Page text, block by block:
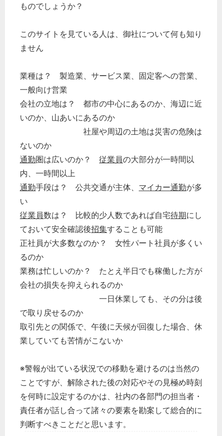
ものでしょうか？
このサイトを見ている人は、御社について何も知り
ません
業種は？ 製造業、サービス業、固定客への営業、
一般向け営業
会社の立地は？ 都市の中心にあるのか、海辺に近
いのか、山あいにあるのか
社屋や周辺の土地は災害の危険は
ないのか
通勤圏は広いのか？ 従業員の大部分が一時間以
内、一時間以上
通勤手段は？ 公共交通が主体、 マイカー通勤が多
い
従業員数は？ 比較的少人数であれば自宅待期にし
ておいて安全確認後招集することも可能
正社員が大多数なのか？ 女性パート社員が多くい
るのか
業務は忙しいのか？ たとえ半日でも稼働した方が
会社の損失を抑えられるのか
一日休業しても、その分は後
で取り戻せるのか
取引先との関係で、午後に天候が回復した場合、休
業していても苦情がこないか
※警報が出ている状況での移動を避けるのは当然の
ことですが、解除された後の対応やその見極め時刻
を何時に設定するのかは、社内の各部門の担当者・
責任者が話し合って諸々の要素を勘案して総合的に
判断すべきことだと思います。